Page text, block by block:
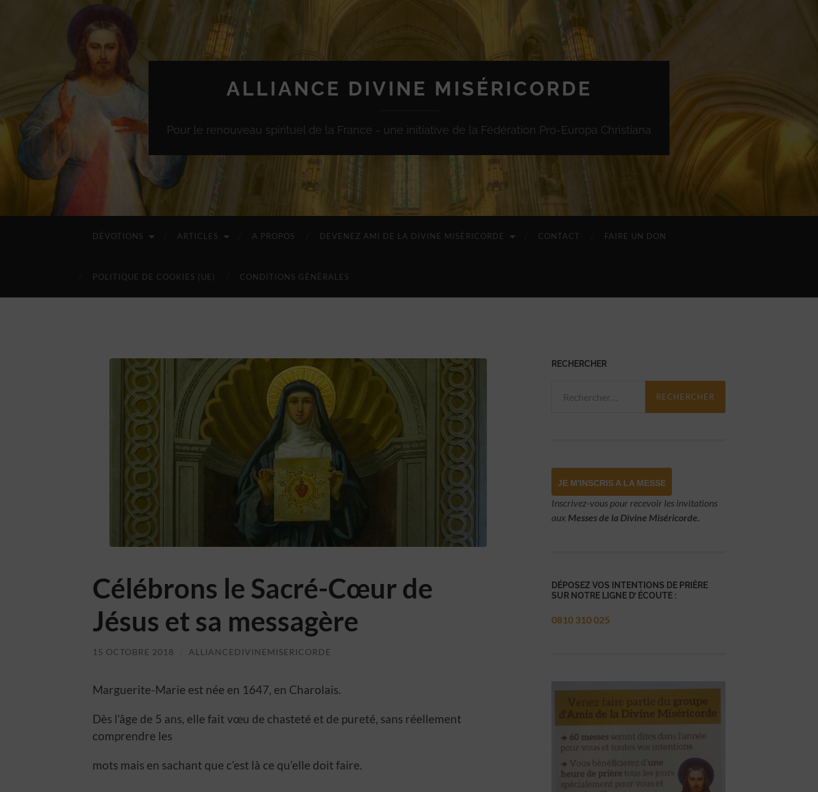
ALLIANCE DIVINE MISÉRICORDE
Pour le renouveau spirituel de la France - une initiative de la Fédération Pro-Europa Christiana
DÉVOTIONS ARTICLES A PROPOS DEVENEZ AMI DE LA DIVINE MISÉRICORDE CONTACT FAIRE UN DON
POLITIQUE DE COOKIES (UE) CONDITIONS GÉNÉRALES
Célébrons le Sacré-Cœur de
Jésus et sa messagère
15 OCTOBRE 2018 ALLIANCEDIVINEMISERICORDE
Marguerite-Marie est née en 1647, en Charolais.
Dès l’âge de 5 ans, elle fait vœu de chasteté et de pureté, sans réellement
comprendre les
mots mais en sachant que c’est là ce qu’elle doit faire.
RECHERCHER
JE M'INSCRIS A LA MESSE
Inscrivez-vous pour recevoir les invitations
aux Messes de la Divine Miséricorde.
DÉPOSEZ VOS INTENTIONS DE PRIÈRE
SUR NOTRE LIGNE D’ ÉCOUTE :
0810 310 025